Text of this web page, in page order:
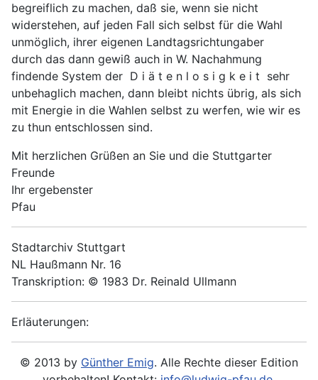
begreiflich zu machen, daß sie, wenn sie nicht
widerstehen, auf jeden Fall sich selbst für die Wahl
unmöglich, ihrer eigenen Landtagsrichtungaber
durch das dann gewiß auch in W. Nachahmung
findende System der D i ä t e n l o s i g k e i t sehr
unbehaglich machen, dann bleibt nichts übrig, als sich
mit Energie in die Wahlen selbst zu werfen, wie wir es
zu thun entschlossen sind.
Mit herzlichen Grüßen an Sie und die Stuttgarter
Freunde
Ihr ergebenster
Pfau
Stadtarchiv Stuttgart
NL Haußmann Nr. 16
Transkription: © 1983 Dr. Reinald Ullmann
Erläuterungen:
© 2013 by Günther Emig. Alle Rechte dieser Edition